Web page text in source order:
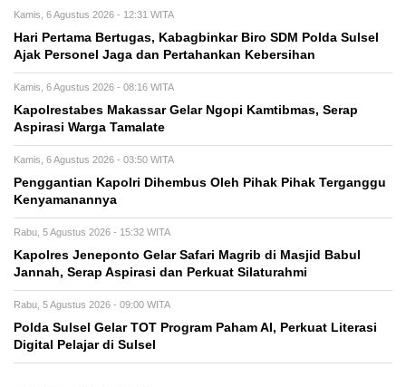
Kamis, 6 Agustus 2026 - 12:31 WITA
Hari Pertama Bertugas, Kabagbinkar Biro SDM Polda Sulsel
Ajak Personel Jaga dan Pertahankan Kebersihan
Kamis, 6 Agustus 2026 - 08:16 WITA
Kapolrestabes Makassar Gelar Ngopi Kamtibmas, Serap
Aspirasi Warga Tamalate
Kamis, 6 Agustus 2026 - 03:50 WITA
Penggantian Kapolri Dihembus Oleh Pihak Pihak Terganggu
Kenyamanannya
Rabu, 5 Agustus 2026 - 15:32 WITA
Kapolres Jeneponto Gelar Safari Magrib di Masjid Babul
Jannah, Serap Aspirasi dan Perkuat Silaturahmi
Rabu, 5 Agustus 2026 - 09:00 WITA
Polda Sulsel Gelar TOT Program Paham AI, Perkuat Literasi
Digital Pelajar di Sulsel